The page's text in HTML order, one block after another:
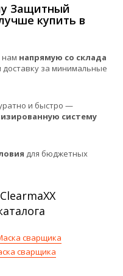
Защитный
купить в
нам напрямую со склада
за минимальные
и быстро —
систему
для бюджетных
сварщика
сварщика